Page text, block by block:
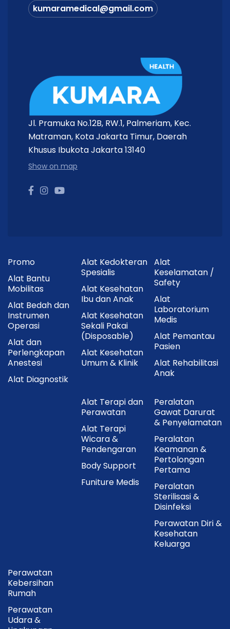
kumaramedical@gmail.com
Jl. Pramuka No.12B, RW.1, Palmeriam, Kec.
Matraman, Kota Jakarta Timur, Daerah
Khusus Ibukota Jakarta 13140
Show on map
Promo
Alat Bantu
Mobilitas
Alat Bedah dan
Instrumen
Operasi
Alat dan
Perlengkapan
Anestesi
Alat Diagnostik
Alat Kedokteran
Spesialis
Alat Kesehatan
Ibu dan Anak
Alat Kesehatan
Sekali Pakai
(Disposable)
Alat Kesehatan
Umum & Klinik
Alat
Keselamatan /
Safety
Alat
Laboratorium
Medis
Alat Pemantau
Pasien
Alat Rehabilitasi
Anak
Alat Terapi dan
Perawatan
Alat Terapi
Wicara &
Pendengaran
Body Support
Funiture Medis
Peralatan
Gawat Darurat
& Penyelamatan
Peralatan
Keamanan &
Pertolongan
Pertama
Peralatan
Sterilisasi &
Disinfeksi
Perawatan Diri &
Kesehatan
Keluarga
Perawatan
Kebersihan
Rumah
Perawatan
Udara &